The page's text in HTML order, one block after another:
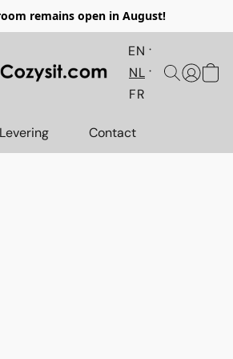
remains open in August!
EN
NL
FR
Levering Contact